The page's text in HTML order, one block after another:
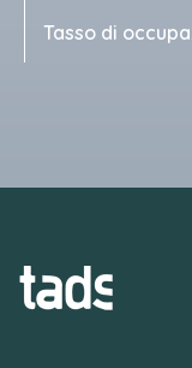
Tasso di